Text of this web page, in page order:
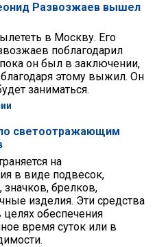
Развозжаев вышел
в Москву. Его
поблагодарил
он был в заключении,
этому выжил. Он
заниматься.
светоотражающим
на
в виде подвесок,
значков, брелков,
изделия. Эти средства
обеспечения
время суток или в